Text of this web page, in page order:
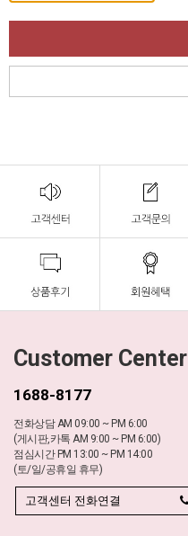
Customer Center
1688-8177
전화상담 AM 09:00 ~ PM 6:00
(게시판,카톡 AM 9:00 ~ PM 6:00)
점심시간 PM 13:00 ~ PM 14:00
(토/일/공휴일 휴무)
고객센터 전화연결